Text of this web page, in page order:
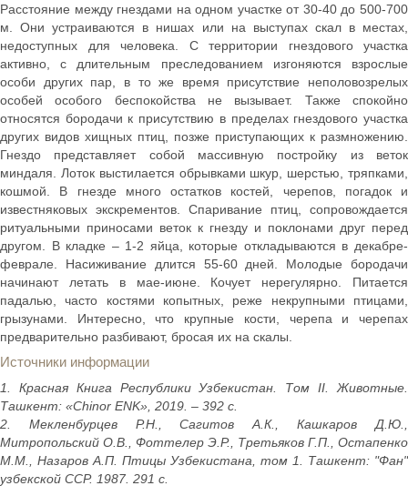
Расстояние между гнездами на одном участке от 30-40 до 500-700
м. Они устраиваются в нишах или на выступах скал в местах,
недоступных для человека. С территории гнездового участка
активно, с длительным преследованием изгоняются взрослые
особи других пар, в то же время присутствие неполовозрелых
особей особого беспокойства не вызывает. Также спокойно
относятся бородачи к присутствию в пределах гнездового участка
других видов хищных птиц, позже приступающих к размножению.
Гнездо представляет собой массивную постройку из веток
миндаля. Лоток выстилается обрывками шкур, шерстью, тряпками,
кошмой. В гнезде много остатков костей, черепов, погадок и
известняковых экскрементов. Спаривание птиц, сопровождается
ритуальными приносами веток к гнезду и поклонами друг перед
другом. В кладке – 1-2 яйца, которые откладываются в декабре-
феврале. Насиживание длится 55-60 дней. Молодые бородачи
начинают летать в мае-июне. Кочует нерегулярно. Питается
падалью, часто костями копытных, реже некрупными птицами,
грызунами. Интересно, что крупные кости, черепа и черепах
предварительно разбивают, бросая их на скалы.
Источники информации
1. Красная Книга Республики Узбекистан. Том II. Животные.
Ташкент: «Chinor ENK», 2019. – 392 с.
2. Мекленбурцев Р.Н., Сагитов А.К., Кашкаров Д.Ю.,
Митропольский О.В., Фоттелер Э.Р., Третьяков Г.П., Остапенко
М.М., Назаров А.П. Птицы Узбекистана, том 1. Ташкент: "Фан"
узбекской ССР. 1987. 291 с.